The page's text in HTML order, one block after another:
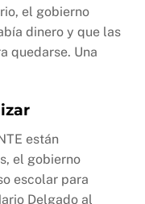
el gobierno
dinero y que las
quedarse. Una
están
el gobierno
escolar para
Delgado al